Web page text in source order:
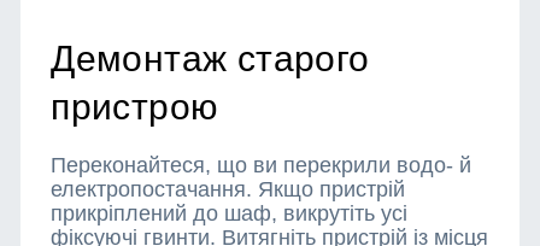
Демонтаж старого
пристрою
Переконайтеся, що ви перекрили водо- й
електропостачання. Якщо пристрій
прикріплений до шаф, викрутіть усі
фіксуючі гвинти. Витягніть пристрій із місця